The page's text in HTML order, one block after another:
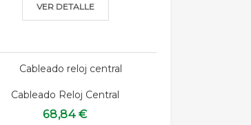
VER DETALLE
Cableado Reloj Central
68,84 €